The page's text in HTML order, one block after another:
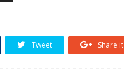
Tweet Share it